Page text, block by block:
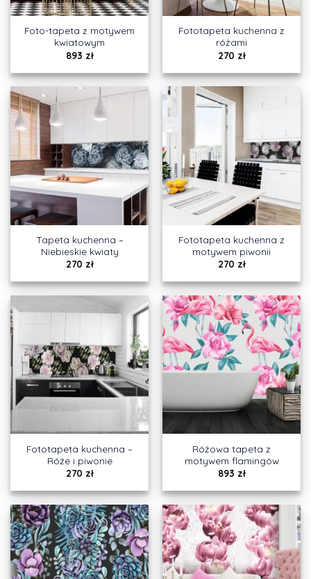
Foto-tapeta z motywem
kwiatowym
893 zł
Fototapeta kuchenna z
różami
270 zł
Tapeta kuchenna –
Niebieskie kwiaty
270 zł
Fototapeta kuchenna z
motywem piwonii
270 zł
Fototapeta kuchenna –
Róże i piwonie
270 zł
Różowa tapeta z
motywem flamingów
893 zł